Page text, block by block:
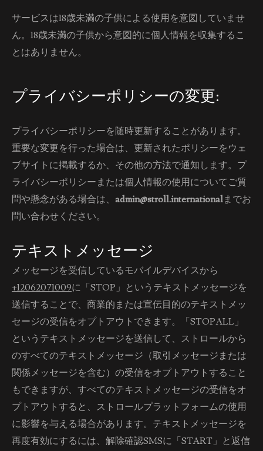
サービスは18歳未満の子供による使用を意図していませ
ん。18歳未満の子供から意図的に個人情報を収集するこ
とはありません。
プライバシーポリシーの変更:
プライバシーポリシーを随時更新することがあります。
重要な変更を行った場合は、更新されたポリシーをウェ
ブサイトに掲載するか、その他の方法で通知します。プ
ライバシーポリシーまたは個人情報の使用についてご質
問や懸念がある場合は、 admin@stroll.internationalまでお
問い合わせください。
テキストメッセージ
メッセージを受信しているモバイルデバイスから
+12062071009に「STOP」というテキストメッセージを
送信することで、商業的または宣伝目的のテキストメッ
セージの受信をオプトアウトできます。「STOPALL」
というテキストメッセージを送信して、ストロールから
のすべてのテキストメッセージ（取引メッセージまたは
関係メッセージを含む）の受信をオプトアウトすること
もできますが、すべてのテキストメッセージの受信をオ
プトアウトすると、ストロールプラットフォームの使用
に影響を与える場合があります。テキストメッセージを
再度有効にするには、解除確認SMSに「START」と返信